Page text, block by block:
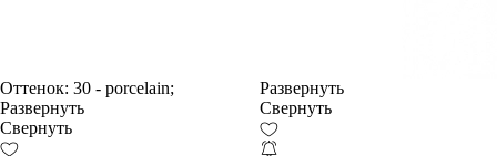
Оттенок: 30 - porcelain;
Развернуть
Свернуть
Развернуть
Свернуть